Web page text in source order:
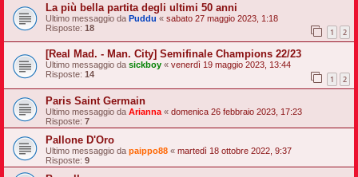
La più bella partita degli ultimi 50 anni
Ultimo messaggio da Puddu « sabato 27 maggio 2023, 1:18
Risposte: 18 1 2
[Real Mad. - Man. City] Semifinale Champions 22/23
Ultimo messaggio da sickboy « venerdì 19 maggio 2023, 13:44
Risposte: 14 1 2
Paris Saint Germain
Ultimo messaggio da Arianna « domenica 26 febbraio 2023, 17:23
Risposte: 7
Pallone D'Oro
Ultimo messaggio da paippo88 « martedì 18 ottobre 2022, 9:37
Risposte: 9